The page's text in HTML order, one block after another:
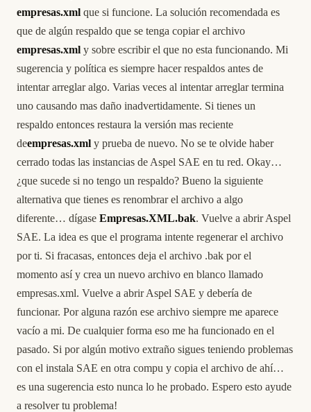
empresas.xml que si funcione. La solución recomendada es
que de algún respaldo que se tenga copiar el archivo
empresas.xml y sobre escribir el que no esta funcionando. Mi
sugerencia y política es siempre hacer respaldos antes de
intentar arreglar algo. Varias veces al intentar arreglar termina
uno causando mas daño inadvertidamente. Si tienes un
respaldo entonces restaura la versión mas reciente
deempresas.xml y prueba de nuevo. No se te olvide haber
cerrado todas las instancias de Aspel SAE en tu red. Okay…
¿que sucede si no tengo un respaldo? Bueno la siguiente
alternativa que tienes es renombrar el archivo a algo
diferente… dígase Empresas.XML.bak. Vuelve a abrir Aspel
SAE. La idea es que el programa intente regenerar el archivo
por ti. Si fracasas, entonces deja el archivo .bak por el
momento así y crea un nuevo archivo en blanco llamado
empresas.xml. Vuelve a abrir Aspel SAE y debería de
funcionar. Por alguna razón ese archivo siempre me aparece
vacío a mi. De cualquier forma eso me ha funcionado en el
pasado. Si por algún motivo extraño sigues teniendo problemas
con el instala SAE en otra compu y copia el archivo de ahí…
es una sugerencia esto nunca lo he probado. Espero esto ayude
a resolver tu problema!